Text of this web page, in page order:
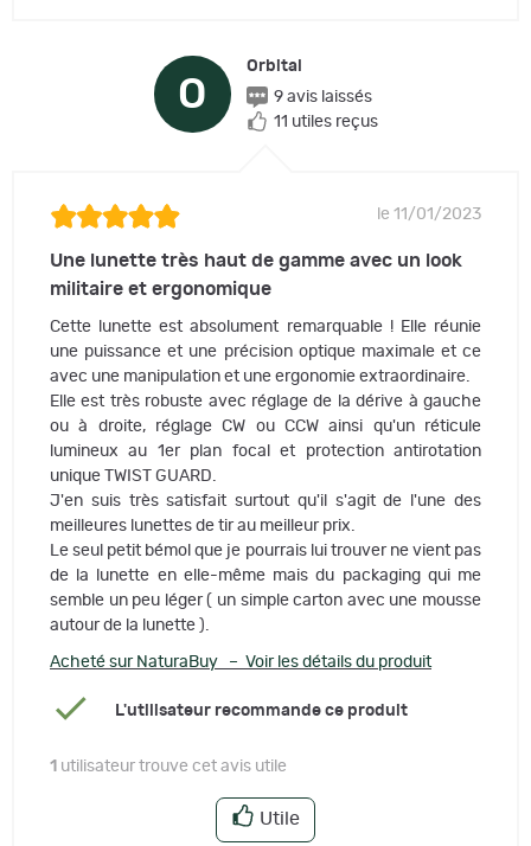
O
Orbital
9 avis laissés
11 utiles reçus
le 11/01/2023
Une lunette très haut de gamme avec un look
militaire et ergonomique
Cette lunette est absolument remarquable ! Elle réunie
une puissance et une précision optique maximale et ce
avec une manipulation et une ergonomie extraordinaire.
Elle est très robuste avec réglage de la dérive à gauche
ou à droite, réglage CW ou CCW ainsi qu'un réticule
lumineux au 1er plan focal et protection antirotation
unique TWIST GUARD.
J'en suis très satisfait surtout qu'il s'agit de l'une des
meilleures lunettes de tir au meilleur prix.
Le seul petit bémol que je pourrais lui trouver ne vient pas
de la lunette en elle-même mais du packaging qui me
semble un peu léger ( un simple carton avec une mousse
autour de la lunette ).
Acheté sur NaturaBuy – Voir les détails du produit
L'utilisateur recommande ce produit
1 utilisateur trouve cet avis utile
Utile